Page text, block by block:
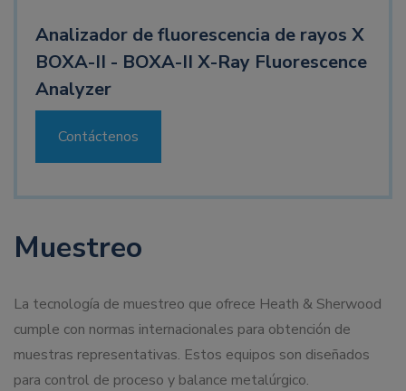
Analizador de fluorescencia de rayos X
BOXA-II - BOXA-II X-Ray Fluorescence
Analyzer
Contáctenos
Muestreo
La tecnología de muestreo que ofrece Heath & Sherwood
cumple con normas internacionales para obtención de
muestras representativas. Estos equipos son diseñados
para control de proceso y balance metalúrgico.